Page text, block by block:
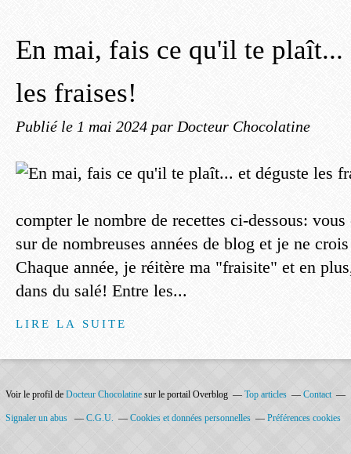
En mai, fais ce qu'il te plaît...
les fraises!
Publié le 1 mai 2024 par Docteur Chocolatine
compter le nombre de recettes ci-dessous:
sur de nombreuses années de blog et je ne
Chaque année, je réitère ma "fraisite" et en
dans du salé! Entre les...
LIRE LA SUITE
Voir le profil de Docteur Chocolatine sur le portail Overblog Top articles Contact
Signaler un abus C.G.U. Cookies et données personnelles Préférences cookies